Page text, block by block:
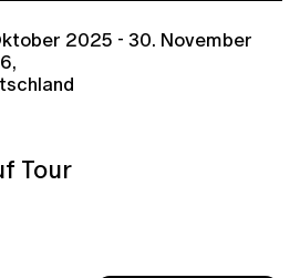
2025 - 30. November
Tour